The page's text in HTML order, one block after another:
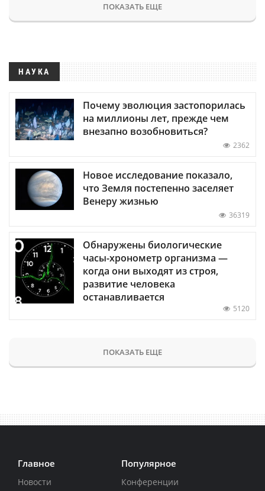
ПОКАЗАТЬ ЕЩЕ
НАУКА
Почему эволюция застопорилась
на миллионы лет, прежде чем
внезапно возобновиться?
2362
Новое исследование показало,
что Земля постепенно заселяет
Венеру жизнью
36319
Обнаружены биологические
часы-хронометр организма —
когда они выходят из строя,
развитие человека
останавливается
5120
ПОКАЗАТЬ ЕЩЕ
Главное
Новости
Популярное
Конференции